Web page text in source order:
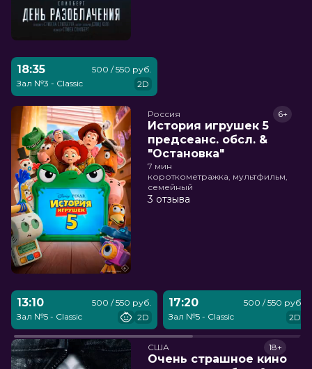
18:35
Зал №3 - Classic
500 / 550 руб.
2D
Россия
История игрушек 5
предсеанс. обсл. &
"Остановка"
6+
7 мин
короткометражка, мультфильм,
семейный
3 отзыва
13:10
Зал №5 - Classic
500 / 550 руб.
2D
17:20
Зал №5 - Classic
500 / 550 руб.
2D
США
Очень страшное кино
18+